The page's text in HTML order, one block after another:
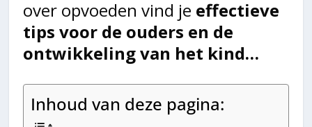
over opvoeden vind je effectieve
tips voor de ouders en de
ontwikkeling van het kind…
Inhoud van deze pagina: